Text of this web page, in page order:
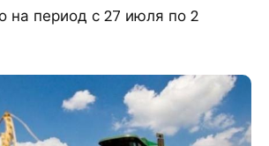
на период с 27 июля по 2